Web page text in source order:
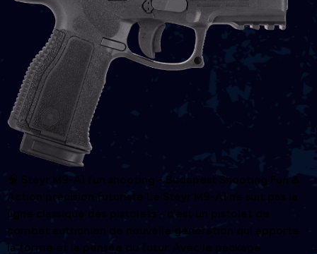
🧠 Steyr M9-A1 fun shooting - Budapest Shooting Fun &
Action précision futuriste Le Steyr M9-A1 ne suit pas la
ligne classique des pistolets - c'est un pistolet de
combat autrichien de nouvelle génération qui apporte
la forme et la pensée du futur. Avec le package